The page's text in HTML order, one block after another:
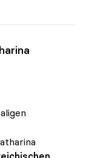
einer